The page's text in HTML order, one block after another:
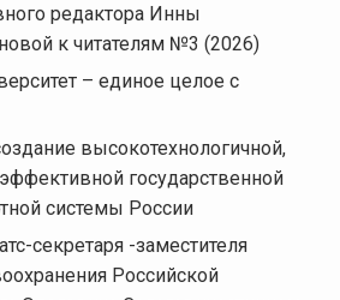
редактора Инны
к читателям №3 (2026)
– единое целое с
высокотехнологичной,
государственной
системы России
секретаря -заместителя
Российской